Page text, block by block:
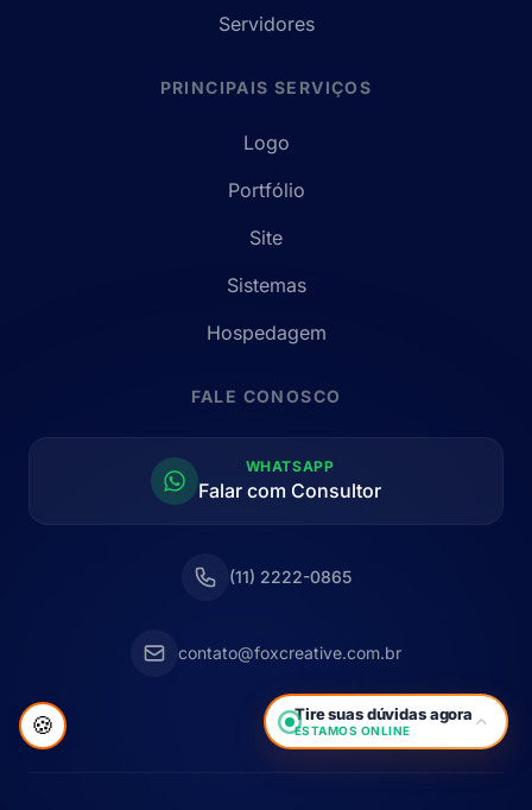
Servidores
PRINCIPAIS SERVIÇOS
Logo
Portfólio
Site
Sistemas
Hospedagem
FALE CONOSCO
WHATSAPP
Falar com Consultor
(11) 2222-0865
contato@foxcreative.com.br
Tire suas dúvidas agora
ESTAMOS ONLINE
🍪